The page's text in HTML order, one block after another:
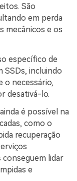
São
em perda
mecânicos e os
específico de
SSDs, incluindo
o necessário,
desativá-lo.
é possível na
como o
recuperação
conseguem lidar
e